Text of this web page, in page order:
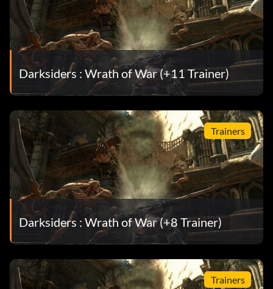
Darksiders : Wrath of War (+11 Trainer)
Trainers
Darksiders : Wrath of War (+8 Trainer)
Trainers